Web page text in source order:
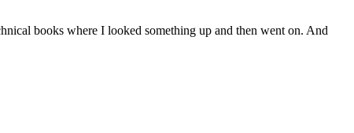
books where I looked something up and then went on. And